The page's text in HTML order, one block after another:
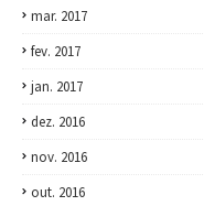
mar. 2017
fev. 2017
jan. 2017
dez. 2016
nov. 2016
out. 2016